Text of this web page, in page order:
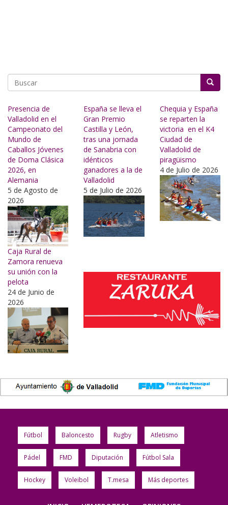
Presencia de
Valladolid en el
Campeonato del
Mundo de
Caballos Jóvenes
de Doma Clásica
2026, en
Alemania
5 de Agosto de
2026
España se lleva el
Gran Premio
Castilla y León,
tras una jornada
de Sanabria con
idénticos
ganadores a la de
Valladolid
5 de Julio de 2026
Chequia y España
se reparten la
victoria en el K4
Ciudad de
Valladolid de
piragüismo
4 de Julio de 2026
Caja Rural de
Zamora renueva
su unión con la
pelota
24 de Junio de
2026
Fútbol Baloncesto Rugby Atletismo
Pádel FMD Diputación Fútbol Sala
Hockey Voleibol T.mesa Más deportes